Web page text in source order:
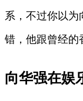
系，不过你以为
错，他跟曾经的
向华强在娱